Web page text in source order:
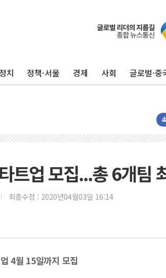
정치 정책·서울 경제 사회 글로벌·중
트업 모집...총 6개팀
최종수정 : 2020년04월03일 16:14
4월 15일까지 모집